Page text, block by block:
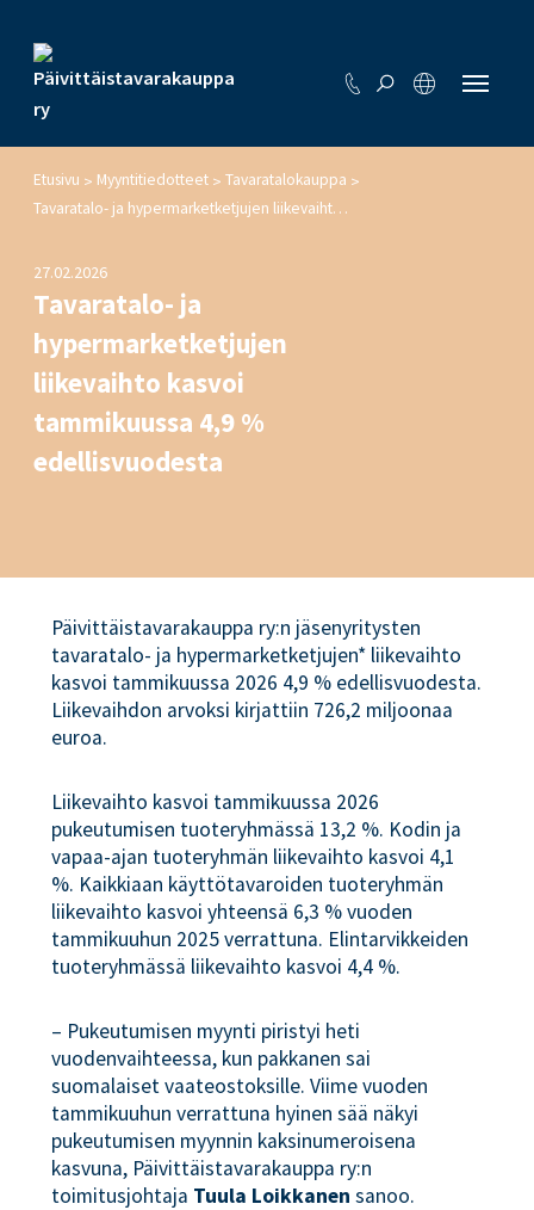
Etusivu > Myyntitiedotteet > Tavaratalokauppa >
Tavaratalo- ja hypermarketketjujen liikevaihto kasvoi tammikuussa 4,9 % edellisvuodesta
27.02.2026
Tavaratalo- ja
hypermarketketjujen
liikevaihto kasvoi
tammikuussa 4,9 %
edellisvuodesta
Päivittäistavarakauppa ry:n jäsenyritysten
tavaratalo- ja hypermarketketjujen* liikevaihto
kasvoi tammikuussa 2026 4,9 % edellisvuodesta.
Liikevaihdon arvoksi kirjattiin 726,2 miljoonaa
euroa.
Liikevaihto kasvoi tammikuussa 2026
pukeutumisen tuoteryhmässä 13,2 %. Kodin ja
vapaa-ajan tuoteryhmän liikevaihto kasvoi 4,1
%. Kaikkiaan käyttötavaroiden tuoteryhmän
liikevaihto kasvoi yhteensä 6,3 % vuoden
tammikuuhun 2025 verrattuna. Elintarvikkeiden
tuoteryhmässä liikevaihto kasvoi 4,4 %.
– Pukeutumisen myynti piristyi heti
vuodenvaihteessa, kun pakkanen sai
suomalaiset vaateostoksille. Viime vuoden
tammikuuhun verrattuna hyinen sää näkyi
pukeutumisen myynnin kaksinumeroisena
kasvuna, Päivittäistavarakauppa ry:n
toimitusjohtaja Tuula Loikkanen sanoo.